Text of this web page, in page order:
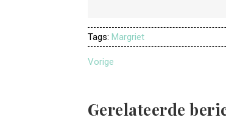
Tags: Margriet
Vorige
Gerelateerde